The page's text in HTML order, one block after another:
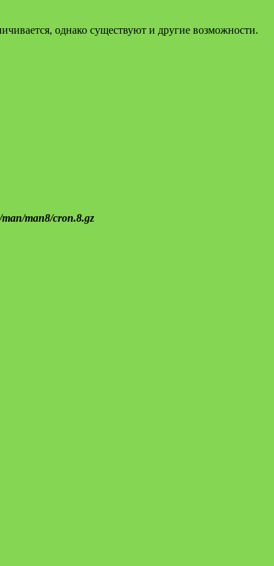
однако существуют и другие возможности.
man8/cron.8.gz